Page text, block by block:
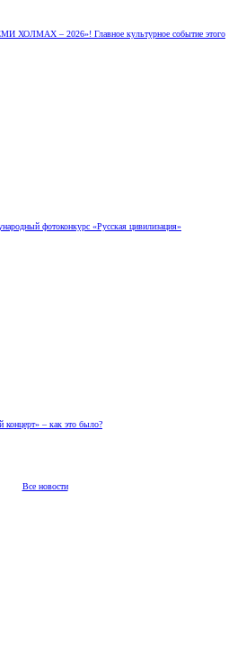
– 2026»! Главное культурное событие этого
фотоконкурс «Русская цивилизация»
концерт» – как это было?
Все новости